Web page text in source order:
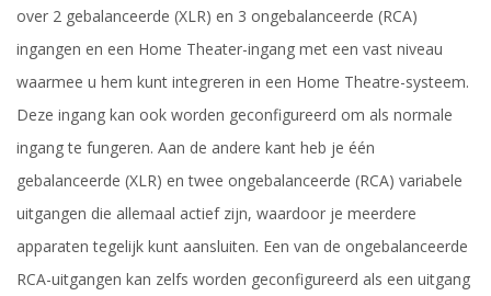
over 2 gebalanceerde (XLR) en 3 ongebalanceerde (RCA)
ingangen en een Home Theater-ingang met een vast niveau
waarmee u hem kunt integreren in een Home Theatre-systeem.
Deze ingang kan ook worden geconfigureerd om als normale
ingang te fungeren. Aan de andere kant heb je één
gebalanceerde (XLR) en twee ongebalanceerde (RCA) variabele
uitgangen die allemaal actief zijn, waardoor je meerdere
apparaten tegelijk kunt aansluiten. Een van de ongebalanceerde
RCA-uitgangen kan zelfs worden geconfigureerd als een uitgang